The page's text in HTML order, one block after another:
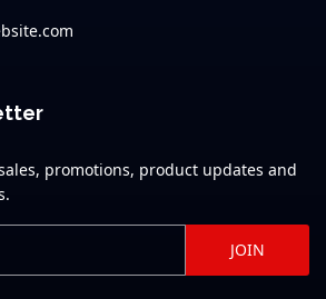
promotions, product updates and
JOIN